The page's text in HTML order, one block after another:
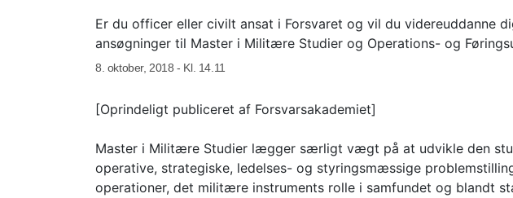
Er du officer eller civilt ansat i Forsvaret og vil du videreuddanne
ansøgninger til Master i Militære Studier og Operations- og
8. oktober, 2018 - Kl. 14.11
[Oprindeligt publiceret af Forsvarsakademiet]
Master i Militære Studier lægger særligt vægt på at udvikle den
operative, strategiske, ledelses- og styringsmæssige
operationer, det militære instruments rolle i samfundet og blandt